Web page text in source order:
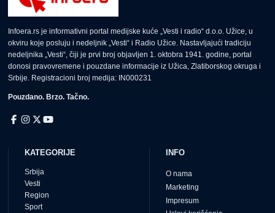
Infoera.rs je informativni portal medijske kuće „Vesti i radio“ d.o.o. Užice, u
okviru koje posluju i nedeljnik „Vesti“ i Radio Užice. Nastavljajući tradiciju
nedeljnika „Vesti“, čiji je prvi broj objavljen 1. oktobra 1941. godine, portal
donosi pravovremene i pouzdane informacije iz Užica, Zlatiborskog okruga i
Srbije. Registracioni broj medija: IN000231
Pouzdano. Brzo. Tačno.
KATEGORIJE
Srbija
Vesti
Region
Sport
INFO
O nama
Marketing
Impresum